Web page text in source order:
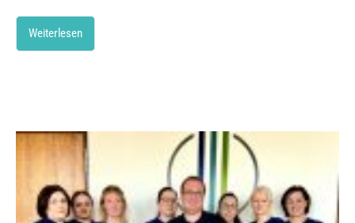
Weiterlesen